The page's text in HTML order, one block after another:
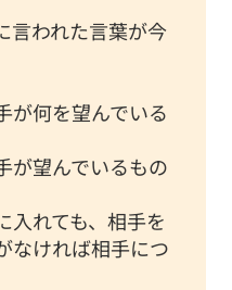
言われた言葉が今
が何を望んでいる
が望んでいるもの
入れても、相手を
なければ相手につ